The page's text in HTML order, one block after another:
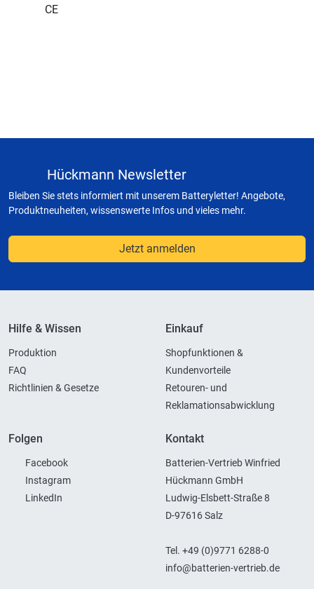
CE
Hückmann Newsletter
Bleiben Sie stets informiert mit unserem Batteryletter! Angebote,
Produktneuheiten, wissenswerte Infos und vieles mehr.
Jetzt anmelden
Hilfe & Wissen
Produktion
FAQ
Richtlinien & Gesetze
Einkauf
Shopfunktionen &
Kundenvorteile
Retouren- und
Reklamationsabwicklung
Folgen
Facebook
Instagram
LinkedIn
Kontakt
Batterien-Vertrieb Winfried
Hückmann GmbH
Ludwig-Elsbett-Straße 8
D-97616 Salz
Tel. +49 (0)9771 6288-0
info@batterien-vertrieb.de